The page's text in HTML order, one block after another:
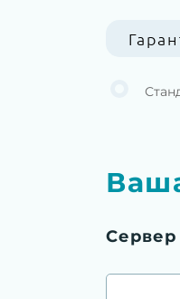
Сервер